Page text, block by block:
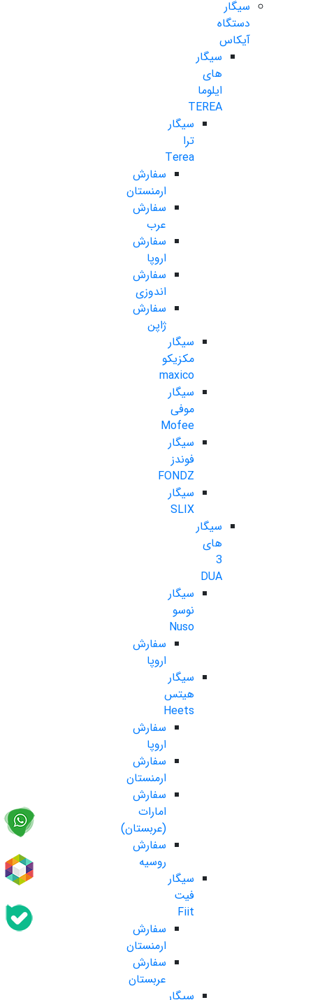
سیگار
دستگاه
آیکاس
سیگار
های
ایلوما
TEREA
سیگار
ترا
Terea
سفارش
ارمنستان
سفارش
عرب
سفارش
اروپا
سفارش
اندوزی
سفارش
ژاپن
سیگار
مکزیکو
maxico
سیگار
موفی
Mofee
سیگار
فوندز
FONDZ
سیگار
SLIX
سیگار
های
3
DUA
سیگار
نوسو
Nuso
سفارش
اروپا
سیگار
هیتس
Heets
سفارش
اروپا
سفارش
ارمنستان
سفارش
امارات
(عربستان)
سفارش
روسیه
سیگار
فیت
Fiit
سفارش
ارمنستان
سفارش
عربستان
سیگار